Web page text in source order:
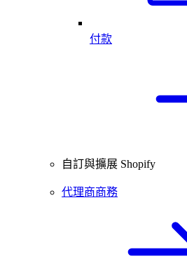
付款
自訂與擴展 Shopify
代理商商務